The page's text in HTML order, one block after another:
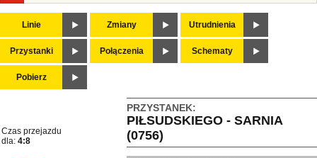
Linie Zmiany Utrudnienia
Przystanki Połączenia Schematy
Pobierz
PRZYSTANEK:
PIŁSUDSKIEGO - SARNIA
(0756)
Czas przejazdu
dla: 4:8